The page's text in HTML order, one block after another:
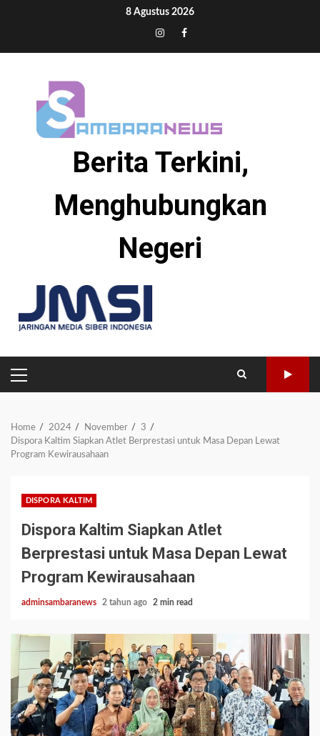
8 Agustus 2026
Tiktok
InstagramFacebook
Berita Terkini,
Menghubungkan
Negeri
PRIMARY
MENU
Home 2024 November
3
Dispora Kaltim Siapkan Atlet Berprestasi untuk Masa Depan Lewat
Program Kewirausahaan
DISPORA KALTIM
Dispora Kaltim Siapkan Atlet
Berprestasi untuk Masa Depan Lewat
Program Kewirausahaan
adminsambaranews 2 tahun ago 2 min read